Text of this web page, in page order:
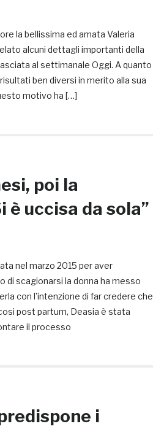
la bellissima ed amata Valeria
alcuni dettagli importanti della
al settimanale Oggi. A quanto
ben diversi in merito alla sua
motivo ha […]
poi la
uccisa da sola”
nel marzo 2015 per aver
di scagionarsi la donna ha messo
con l’intenzione di far credere che
post partum, Deasia è stata
il processo
i